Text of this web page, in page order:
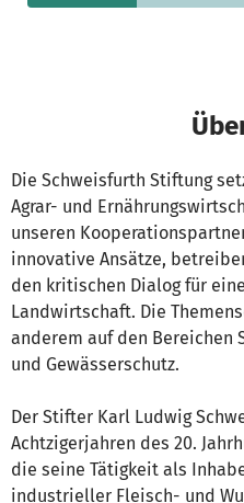
Die Schweisfurth Stiftung
Agrar- und
unseren
innovative Ansätze,
den kritischen Dialog für
Landwirtschaft. Die
anderem auf den Bereichen
und Gewässerschutz.
Der Stifter Karl Ludwig
Achtzigerjahren des 20.
die seine Tätigkeit als
industrieller Fleisch- und